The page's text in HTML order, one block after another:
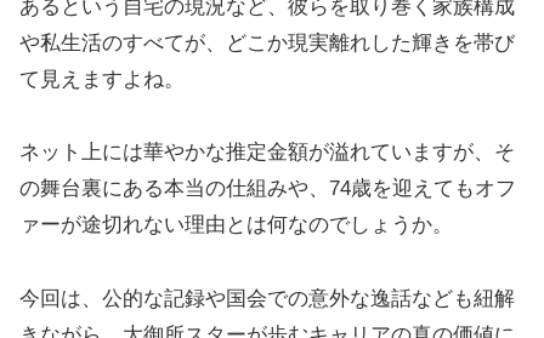
あるという自宅の現況など、彼らを取り巻く家族構成
や私生活のすべてが、どこか現実離れした輝きを帯び
て見えますよね。
ネット上には華やかな推定金額が溢れていますが、そ
の舞台裏にある本当の仕組みや、74歳を迎えてもオフ
ァーが途切れない理由とは何なのでしょうか。
今回は、公的な記録や国会での意外な逸話なども紐解